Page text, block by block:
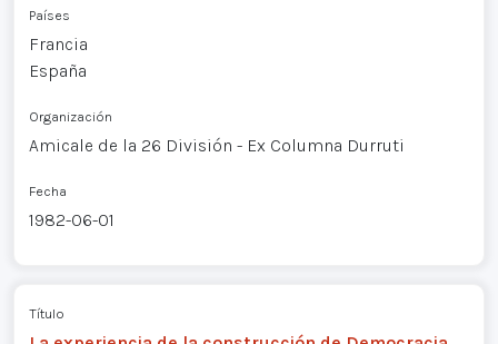
Países
Francia
España
Organización
Amicale de la 26 División - Ex Columna Durruti
Fecha
1982-06-01
Título